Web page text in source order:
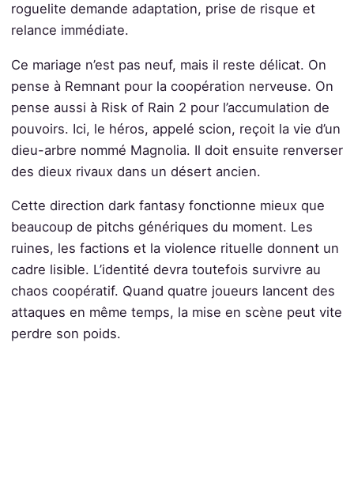
roguelite demande adaptation, prise de risque et
relance immédiate.
Ce mariage n’est pas neuf, mais il reste délicat. On
pense à Remnant pour la coopération nerveuse. On
pense aussi à Risk of Rain 2 pour l’accumulation de
pouvoirs. Ici, le héros, appelé scion, reçoit la vie d’un
dieu-arbre nommé Magnolia. Il doit ensuite renverser
des dieux rivaux dans un désert ancien.
Cette direction dark fantasy fonctionne mieux que
beaucoup de pitchs génériques du moment. Les
ruines, les factions et la violence rituelle donnent un
cadre lisible. L’identité devra toutefois survivre au
chaos coopératif. Quand quatre joueurs lancent des
attaques en même temps, la mise en scène peut vite
perdre son poids.